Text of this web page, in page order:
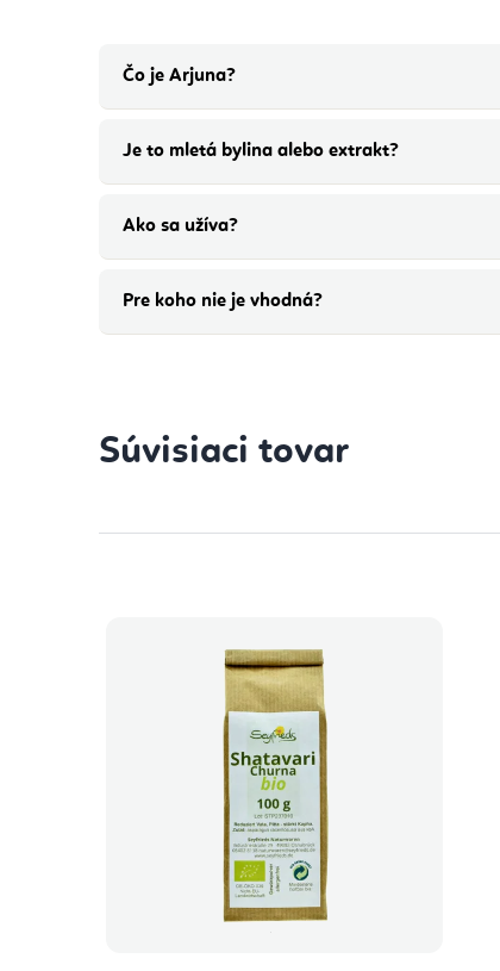
Čo je Arjuna?
Je to mletá bylina alebo extrakt?
Ako sa užíva?
Pre koho nie je vhodná?
Súvisiaci tovar